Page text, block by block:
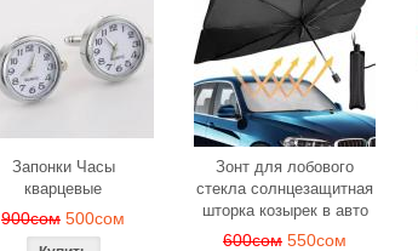
Запонки Часы
кварцевые
900сом 500сом
Зонт для лобового
стекла солнцезащитная
шторка козырек в авто
600сом 550сом